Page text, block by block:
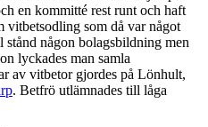
en kommitté rest runt och haft
vitbetsodling som då var något
någon bolagsbildning men
lyckades man samla
av vitbetor gjordes på Lönhult,
. Betfrö utlämnades till låga